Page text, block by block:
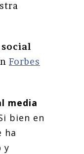
Forbes
media
bien en
ha
y